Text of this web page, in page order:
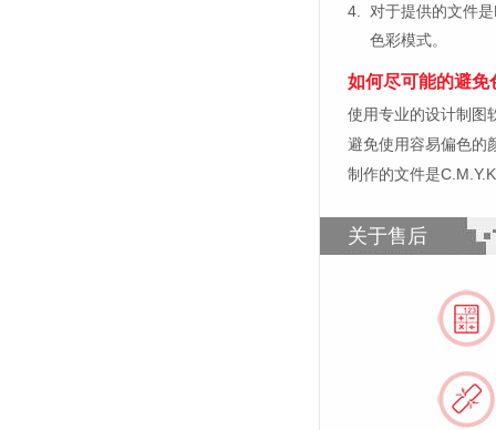
4.
对于提供的文件
色彩模式。
如何尽可能的避免
使用专业的设计制图
避免使用容易偏色的
制作的文件是
关于售后